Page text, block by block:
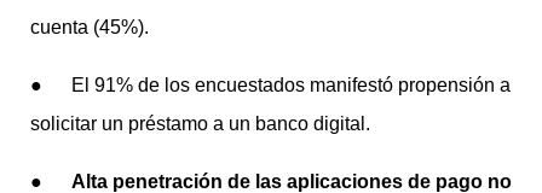
cuenta (45%).
● El 91% de los encuestados manifestó propensión a
solicitar un préstamo a un banco digital.
● Alta penetración de las aplicaciones de pago no